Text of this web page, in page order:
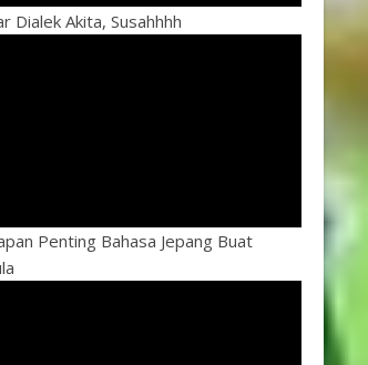
Dialek Akita, Susahhhh
Penting Bahasa Jepang Buat